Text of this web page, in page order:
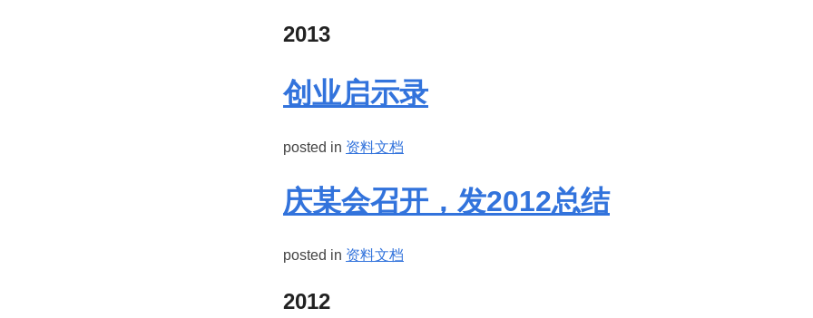
2013
创业启示录
posted in 资料文档
庆某会召开，发2012总结
posted in 资料文档
2012